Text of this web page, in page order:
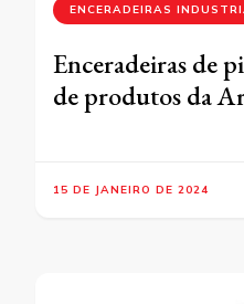
ENCERADEIRAS
Enceradeiras de
de produtos da
15 DE JANEIRO DE 2024